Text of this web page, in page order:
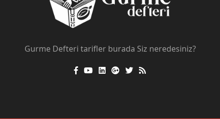
Gurme Defteri tarifler burada Siz neredesiniz?